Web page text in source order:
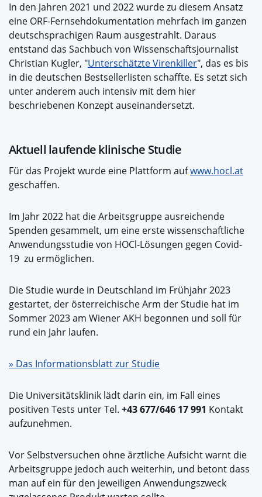
In den Jahren 2021 und 2022 wurde zu diesem Ansatz
eine ORF-Fernsehdokumentation mehrfach im ganzen
deutschsprachigen Raum ausgestrahlt. Daraus
entstand das Sachbuch von Wissenschaftsjournalist
Christian Kugler, "Unterschätzte Virenkiller", das es bis
in die deutschen Bestsellerlisten schaffte. Es setzt sich
unter anderem auch intensiv mit dem hier
beschriebenen Konzept auseinandersetzt.
Aktuell laufende klinische Studie
Für das Projekt wurde eine Plattform aufwww.hocl.at
geschaffen.
Im Jahr 2022 hat die Arbeitsgruppe ausreichende
Spenden gesammelt, um eine erste wissenschaftliche
Anwendungsstudie von HOCl-Lösungen gegen Covid-
19 zu ermöglichen.
Die Studie wurde in Deutschland im Frühjahr 2023
gestartet, der österreichische Arm der Studie hat im
Sommer 2023 am Wiener AKH begonnen und soll für
rund ein Jahr laufen.
» Das Informationsblatt zur Studie
Die Universitätsklinik lädt darin ein, im Fall eines
positiven Tests unter Tel. +43 677/646 17 991 Kontakt
aufzunehmen.
Vor Selbstversuchen ohne ärztliche Aufsicht warnt die
Arbeitsgruppe jedoch auch weiterhin, und betont dass
man auf ein für den jeweiligen Anwendungszweck